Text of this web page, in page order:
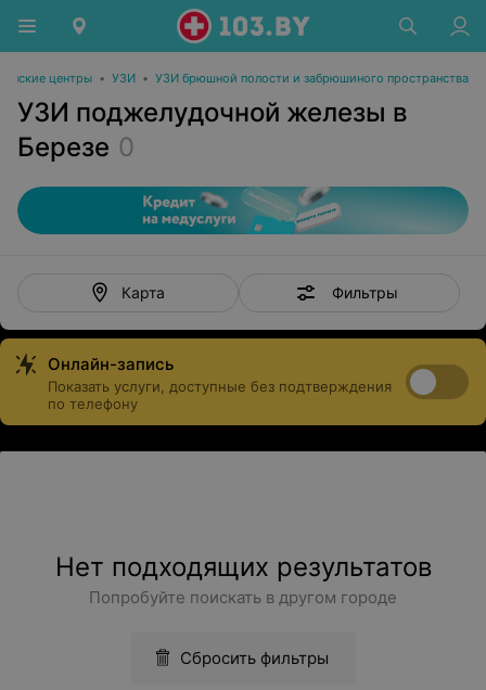
центры • УЗИ • УЗИ брюшной полости и забрюшиного пространства
УЗИ поджелудочной железы в
Березе 0
Карта Фильтры
Онлайн-запись
Показать услуги, доступные без подтверждения
по телефону
Нет подходящих результатов
Попробуйте поискать в другом городе
Сбросить фильтры